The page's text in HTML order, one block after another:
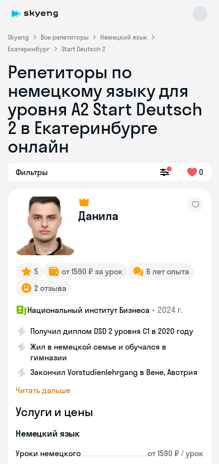
Skyeng Все репетиторы
Немецкий язык
Екатеринбург
Start Deutsch 2
Репетиторы по
немецкому языку для
уровня A2 Start Deutsch
2 в Екатеринбурге
онлайн
Фильтры 0
Данила
5 от 1590 ₽ за урок
6 лет опыта
2 отзыва
Национальный институт Бизнеса • 2024 г.
Получил диплом DSD 2 уровня С1 в 2020 году
Жил в немецкой семье и обучался в
гимназии
Закончил Vorstudienlehrgang в Вене, Австрия
Читать дальше
Услуги и цены
Немецкий язык
Уроки немецкого от 1590 ₽ / урок
Skyeng Chat